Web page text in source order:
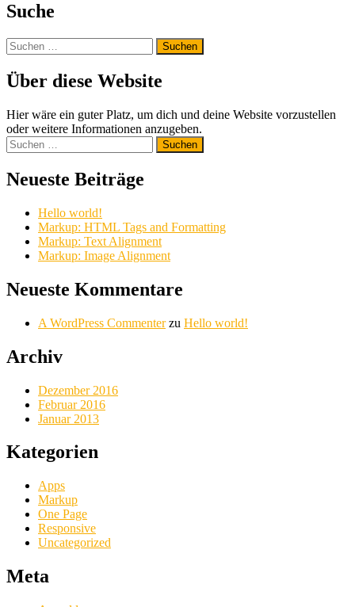
Suche
Suchen
nach:
Über diese Website
Hier wäre ein guter Platz, um dich und deine Website vorzustellen
oder weitere Informationen anzugeben.
Suchen
nach:
Neueste Beiträge
Hello world!
Markup: HTML Tags and Formatting
Markup: Text Alignment
Markup: Image Alignment
Neueste Kommentare
A WordPress Commenterzu Hello world!
Archiv
Dezember 2016
Februar 2016
Januar 2013
Kategorien
Apps
Markup
One Page
Responsive
Uncategorized
Meta